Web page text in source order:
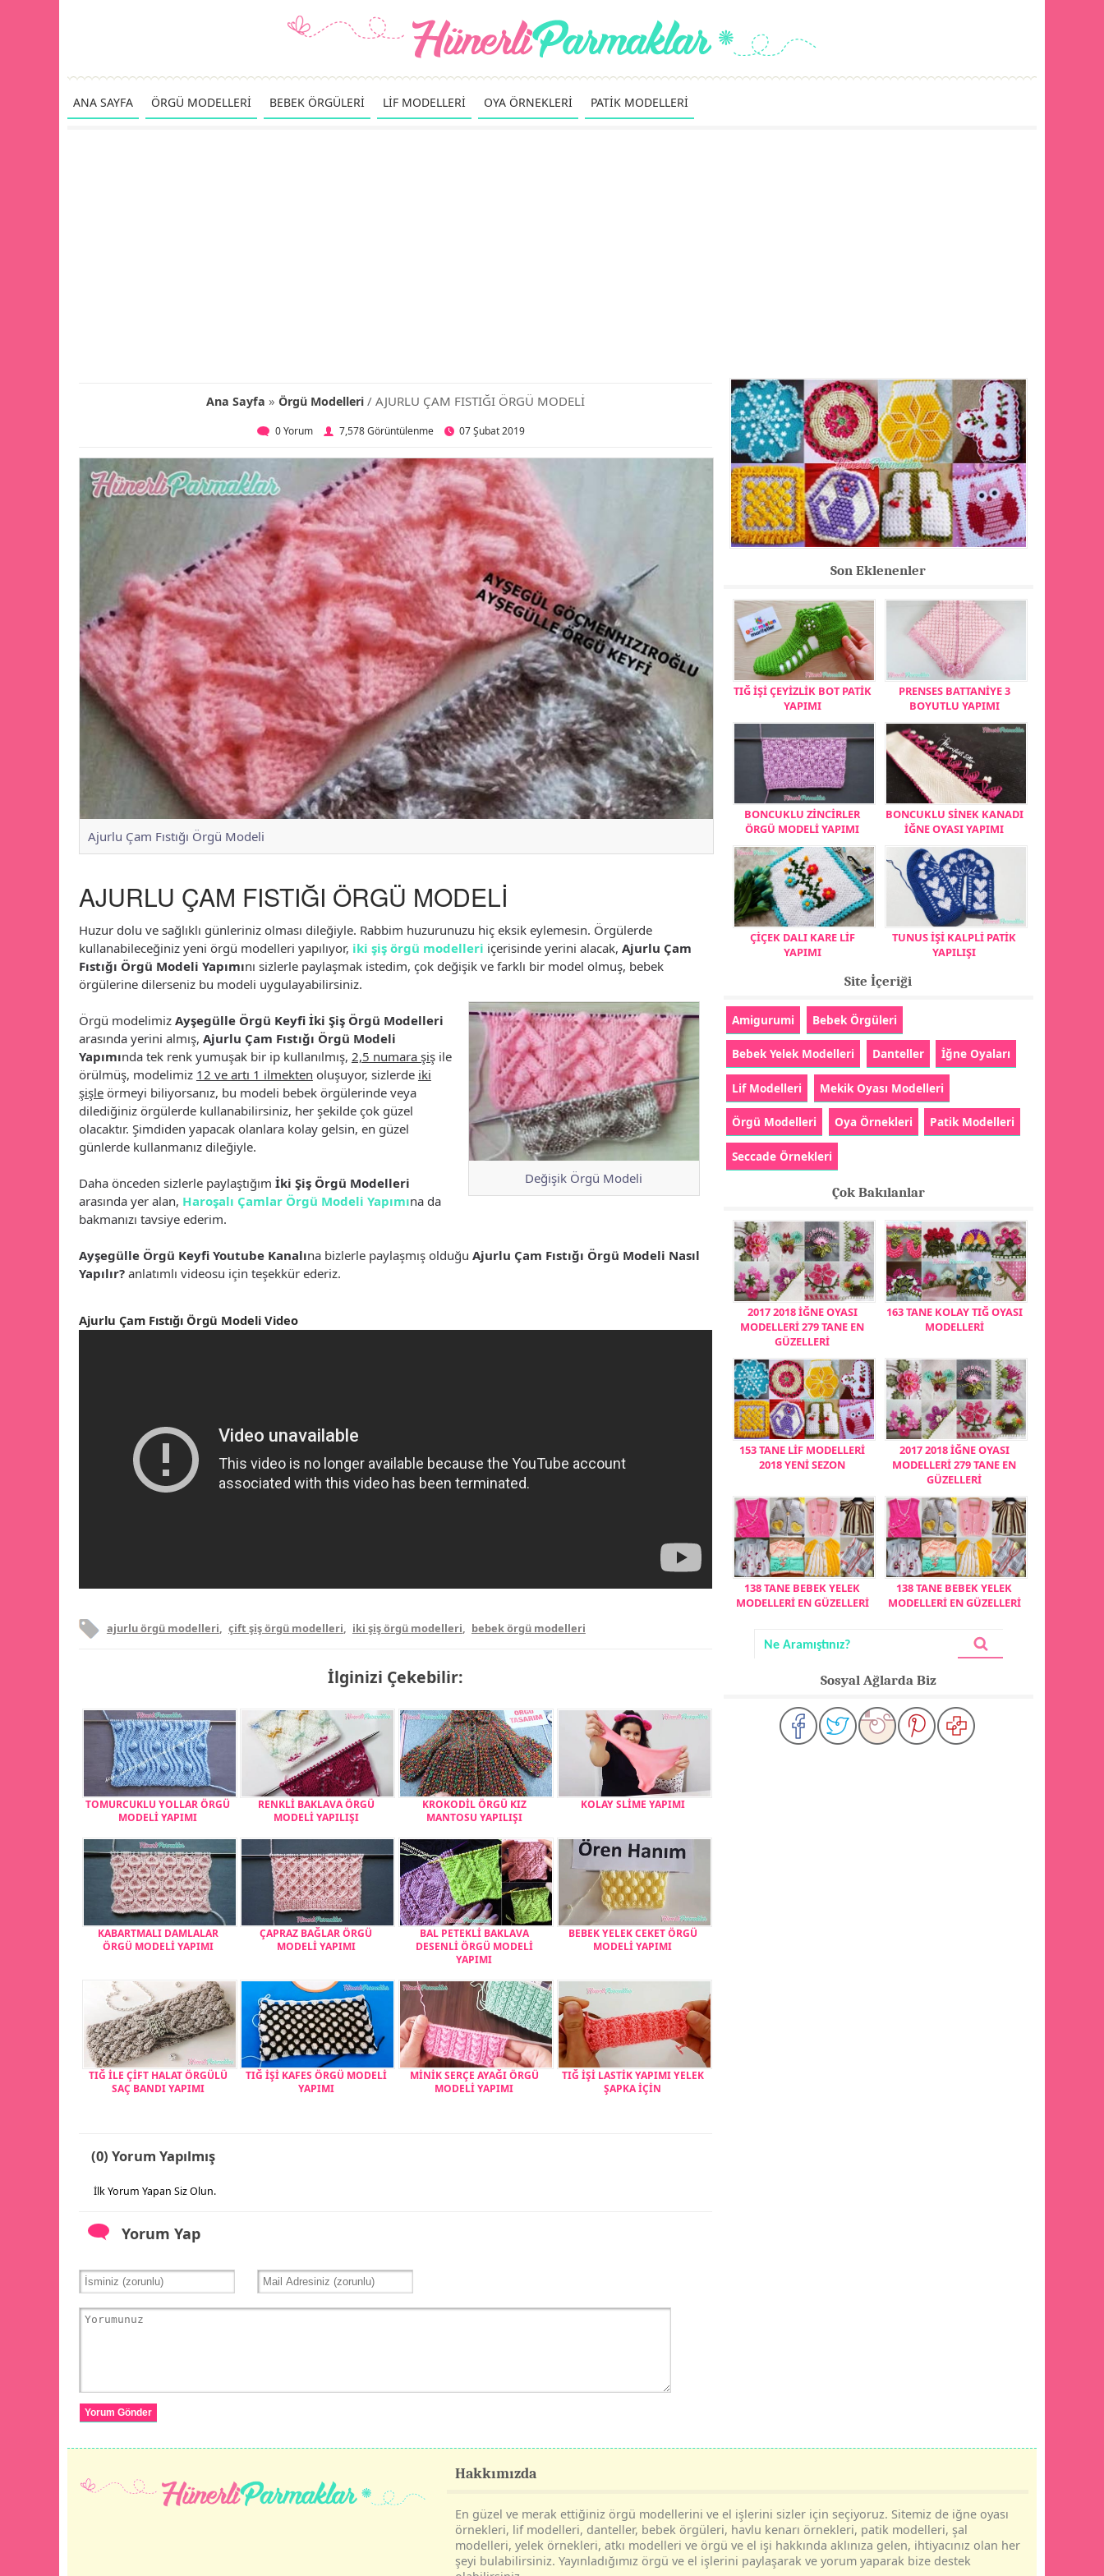
ANA SAYFA ÖRGÜ MODELLERİ BEBEK ÖRGÜLERİ LİF MODELLERİ OYA ÖRNEKLERİ PATİK MODELLERİ
Ana Sayfa » Örgü Modelleri/ AJURLU ÇAM FISTIĞI ÖRGÜ MODELİ
0 Yorum 7,578 Görüntülenme 07 Şubat 2019
Ajurlu Çam Fıstığı Örgü Modeli
AJURLU ÇAM FISTIĞI ÖRGÜ MODELİ
Huzur dolu ve sağlıklı günleriniz olması dileğiyle. Rabbim huzurunuzu hiç eksik eylemesin. Örgülerde
kullanabileceğiniz yeni örgü modelleri yapılıyor, iki şiş örgü modelleri içerisinde yerini alacak, Ajurlu Çam
Fıstığı Örgü Modeli Yapımını sizlerle paylaşmak istedim, çok değişik ve farklı bir model olmuş, bebek
örgülerine dilerseniz bu modeli uygulayabilirsiniz.
Değişik Örgü Modeli
Örgü modelimiz Ayşegülle Örgü Keyfi İki Şiş Örgü Modelleri
arasında yerini almış, Ajurlu Çam Fıstığı Örgü Modeli
Yapımında tek renk yumuşak bir ip kullanılmış, 2,5 numara şişile
örülmüş, modelimiz 12 ve artı 1 ilmekten oluşuyor, sizlerde iki
şişleörmeyi biliyorsanız, bu modeli bebek örgülerinde veya
dilediğiniz örgülerde kullanabilirsiniz, her şekilde çok güzel
olacaktır. Şimdiden yapacak olanlara kolay gelsin, en güzel
günlerde kullanmanız dileğiyle.
Daha önceden sizlerle paylaştığım İki Şiş Örgü Modelleri
arasında yer alan, Haroşalı Çamlar Örgü Modeli Yapımına da
bakmanızı tavsiye ederim.
Ayşegülle Örgü Keyfi Youtube Kanalına bizlerle paylaşmış olduğu Ajurlu Çam Fıstığı Örgü Modeli Nasıl
Yapılır?anlatımlı videosu için teşekkür ederiz.
Ajurlu Çam Fıstığı Örgü Modeli Video
ajurlu örgü modelleri, çift şiş örgü modelleri, iki şiş örgü modelleri, bebek örgü modelleri
İlginizi Çekebilir:
TOMURCUKLU YOLLAR ÖRGÜ
MODELİ YAPIMI
RENKLİ BAKLAVA ÖRGÜ
MODELİ YAPILIŞI
KROKODİL ÖRGÜ KIZ
MANTOSU YAPILIŞI
KOLAY SLİME YAPIMI
KABARTMALI DAMLALAR
ÖRGÜ MODELİ YAPIMI
ÇAPRAZ BAĞLAR ÖRGÜ
MODELİ YAPIMI
BAL PETEKLİ BAKLAVA
DESENLİ ÖRGÜ MODELİ
YAPIMI
BEBEK YELEK CEKET ÖRGÜ
MODELİ YAPIMI
TIĞ İLE ÇİFT HALAT ÖRGÜLÜ
SAÇ BANDI YAPIMI
TIĞ İŞİ KAFES ÖRGÜ MODELİ
YAPIMI
MİNİK SERÇE AYAĞI ÖRGÜ
MODELİ YAPIMI
TIĞ İŞİ LASTİK YAPIMI YELEK
ŞAPKA İÇİN
(0) Yorum Yapılmış
İlk Yorum Yapan Siz Olun.
Yorum Yap
Yorum Gönder
Son Eklenenler
TIĞ İŞİ ÇEYİZLİK BOT PATİK
YAPIMI
PRENSES BATTANİYE 3
BOYUTLU YAPIMI
BONCUKLU ZİNCİRLER
ÖRGÜ MODELİ YAPIMI
BONCUKLU SİNEK KANADI
İĞNE OYASI YAPIMI
ÇİÇEK DALI KARE LİF
YAPIMI
TUNUS İŞİ KALPLİ PATİK
YAPILIŞI
Site İçeriği
Amigurumi Bebek Örgüleri
Bebek Yelek Modelleri Danteller İğne Oyaları
Lif Modelleri Mekik Oyası Modelleri
Örgü Modelleri Oya Örnekleri Patik Modelleri
Seccade Örnekleri
Çok Bakılanlar
2017 2018 İĞNE OYASI
MODELLERİ 279 TANE EN
GÜZELLERİ
163 TANE KOLAY TIĞ OYASI
MODELLERİ
153 TANE LİF MODELLERİ
2018 YENİ SEZON
2017 2018 İĞNE OYASI
MODELLERİ 279 TANE EN
GÜZELLERİ
138 TANE BEBEK YELEK
MODELLERİ EN GÜZELLERİ
138 TANE BEBEK YELEK
MODELLERİ EN GÜZELLERİ
Sosyal Ağlarda Biz
Hakkımızda
En güzel ve merak ettiğiniz örgü modellerini ve el işlerini sizler için seçiyoruz. Sitemiz de iğne oyası
örnekleri, lif modelleri, danteller, bebek örgüleri, havlu kenarı örnekleri, patik modelleri, şal
modelleri, yelek örnekleri, atkı modelleri ve örgü ve el işi hakkında aklınıza gelen, ihtiyacınız olan her
şeyi bulabilirsiniz. Yayınladığımız örgü ve el işlerini paylaşarak ve yorum yaparak bize destek